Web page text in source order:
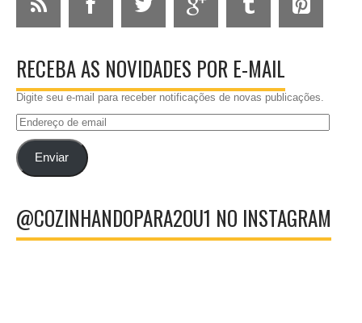
RECEBA AS NOVIDADES POR E-MAIL
Digite seu e-mail para receber notificações de novas publicações.
Endereço
emailEnviar
@COZINHANDOPARA2OU1 NO INSTAGRAM